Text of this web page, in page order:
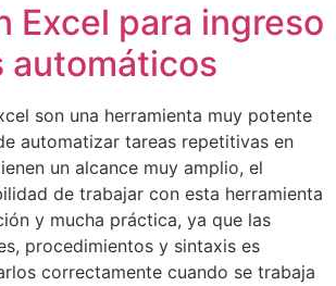
Excel para ingreso
automáticos
son una herramienta muy potente
automatizar tareas repetitivas en
un alcance muy amplio, el
de trabajar con esta herramienta
y mucha práctica, ya que las
procedimientos y sintaxis es
correctamente cuando se trabaja